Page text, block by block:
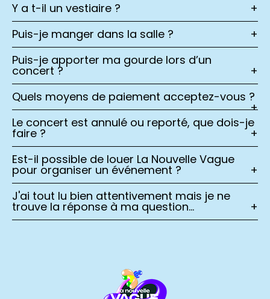
Y a t-il un vestiaire ?
+
Puis-je manger dans la salle ?
+
Puis-je apporter ma gourde lors d’un
concert ?
+
Quels moyens de paiement acceptez-vous ?
+
Le concert est annulé ou reporté, que dois-je
faire ?
+
Est-il possible de louer La Nouvelle Vague
pour organiser un événement ?
+
J'ai tout lu bien attentivement mais je ne
trouve la réponse à ma question... +